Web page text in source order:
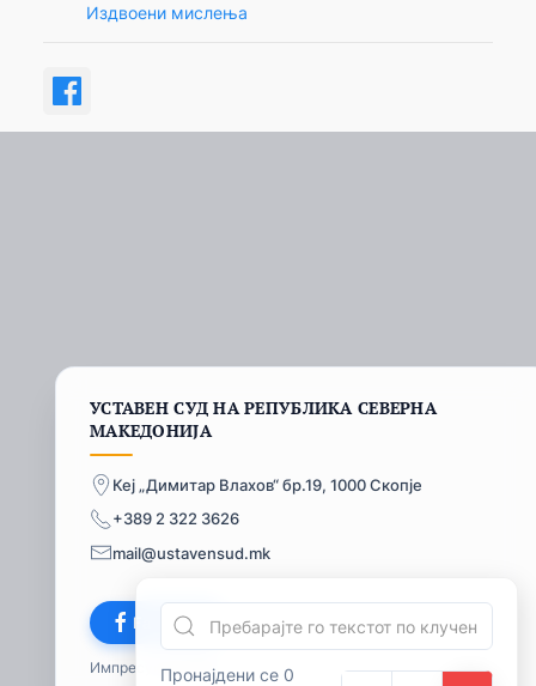
Пронајдени се 0
Издвоени мислења
УСТАВЕН СУД НА РЕПУБЛИКА СЕВЕРНА
МАКЕДОНИЈА
Кеј „Димитар Влахов“ бр.19, 1000 Скопје
+389 2 322 3626
mail@ustavensud.mk
Facebook
Импресум© 2026